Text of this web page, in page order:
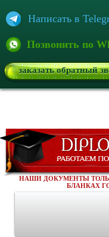
Написать в
Позвонить по
заказать обратный
НАШИ ДОКУМЕНТЫ
БЛАНКАХ